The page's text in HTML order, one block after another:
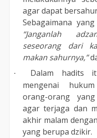
agar dapat
Sebagaimana
“Janganlah
seseorang dari
makan sahurnya,”
·
Dalam hadits
mengenai
orang-orang yang
agar terjaga dan
akhir malam
yang berupa dzikir.